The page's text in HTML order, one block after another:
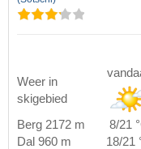
Weer in
skigebied
Berg 2172 m 8/21
Dal 960 m
18/21